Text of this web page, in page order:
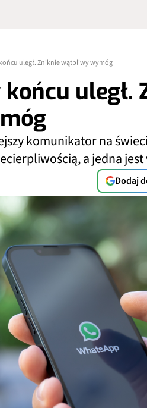
uległ. Zniknie wątpliwy wymóg
uległ.
komunikator na
a jedna
Dodaj